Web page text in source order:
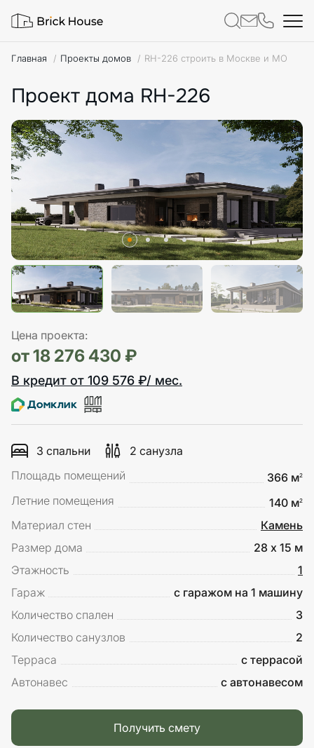
Главная Проекты домов RH-226 строить в Москве и МО
Проект дома RH-226
Цена проекта:
от 18 276 430 ₽
В кредит от 109 576 ₽/ мес.
3 спальни
2 санузла
Площадь помещений
366 м2
Летние помещения 140 м2
Материал стен
Камень
Размер дома
28 х 15 м
Этажность
1
Гараж
с гаражом на 1 машину
Количество спален
3
Количество санузлов
2
Терраса
с террасой
Автонавес
с автонавесом
Получить смету